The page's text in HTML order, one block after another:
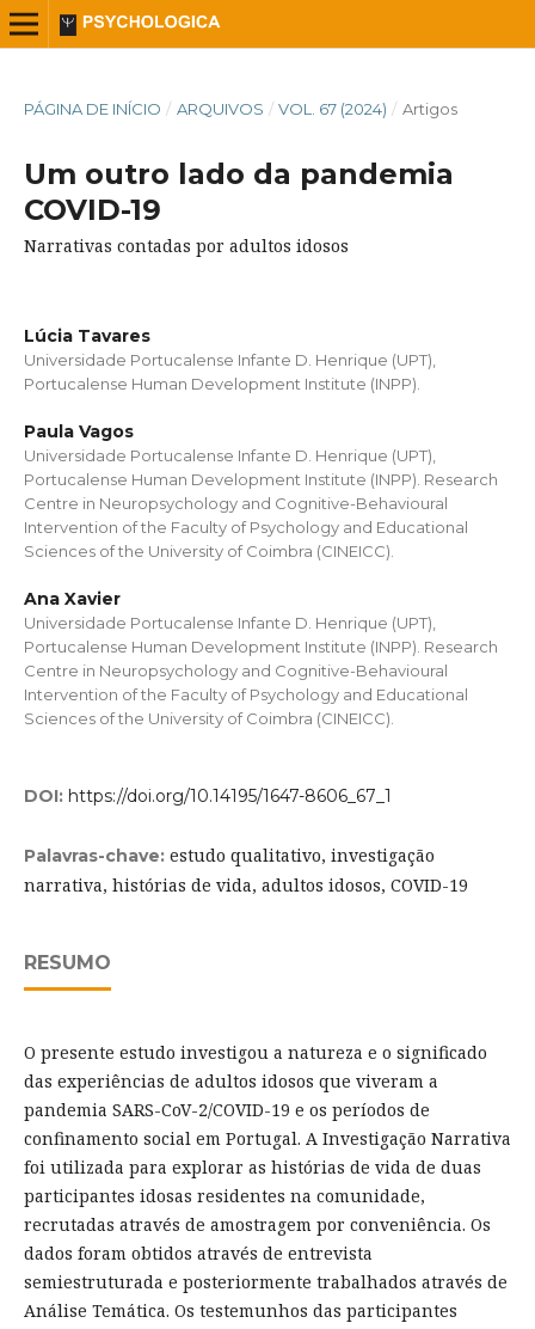
PÁGINA DE INÍCIO / ARQUIVOS / VOL. 67 (2024) / Artigos
Um outro lado da pandemia
COVID-19
Narrativas contadas por adultos idosos
Lúcia Tavares
Universidade Portucalense Infante D. Henrique (UPT),
Portucalense Human Development Institute (INPP).
Paula Vagos
Universidade Portucalense Infante D. Henrique (UPT),
Portucalense Human Development Institute (INPP). Research
Centre in Neuropsychology and Cognitive-Behavioural
Intervention of the Faculty of Psychology and Educational
Sciences of the University of Coimbra (CINEICC).
Ana Xavier
Universidade Portucalense Infante D. Henrique (UPT),
Portucalense Human Development Institute (INPP). Research
Centre in Neuropsychology and Cognitive-Behavioural
Intervention of the Faculty of Psychology and Educational
Sciences of the University of Coimbra (CINEICC).
DOI: https://doi.org/10.14195/1647-8606_67_1
Palavras-chave: estudo qualitativo, investigação
narrativa, histórias de vida, adultos idosos, COVID-19
RESUMO
O presente estudo investigou a natureza e o significado
das experiências de adultos idosos que viveram a
pandemia SARS-CoV-2/COVID-19 e os períodos de
confinamento social em Portugal. A Investigação Narrativa
foi utilizada para explorar as histórias de vida de duas
participantes idosas residentes na comunidade,
recrutadas através de amostragem por conveniência. Os
dados foram obtidos através de entrevista
semiestruturada e posteriormente trabalhados através de
Análise Temática. Os testemunhos das participantes